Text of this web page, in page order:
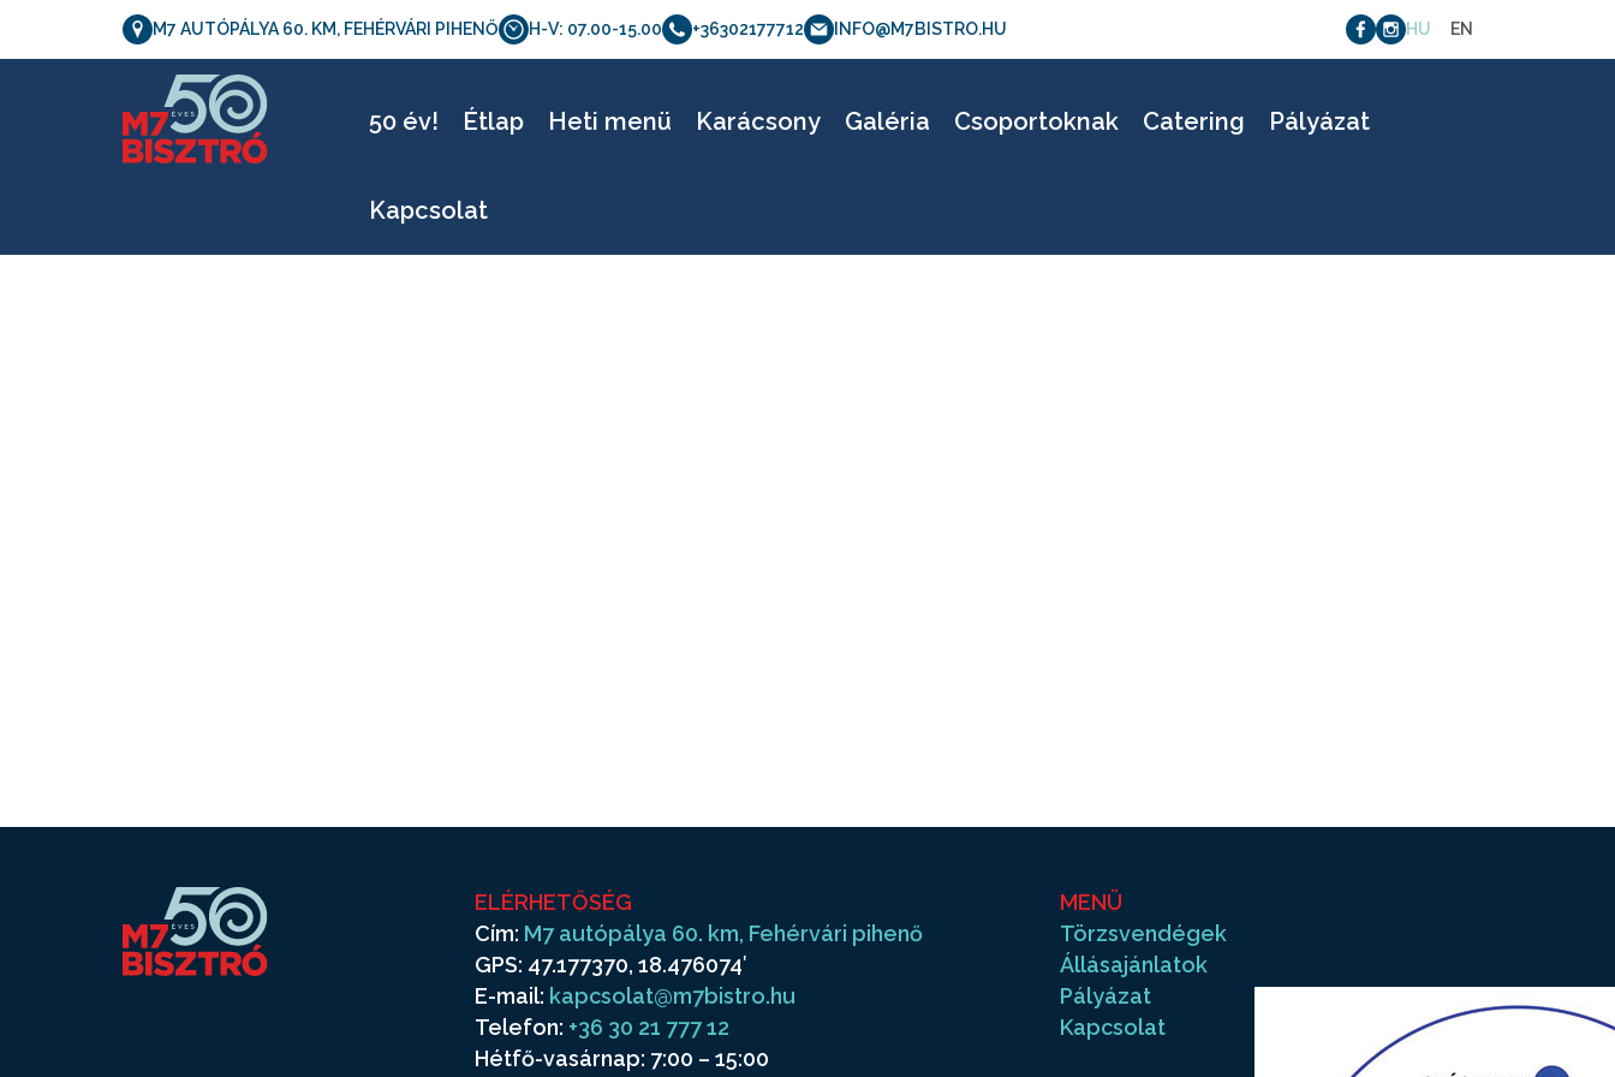
M7 AUTÓPÁLYA 60. KM, FEHÉRVÁRI PIHENŐ H-V: 07.00-15.00 +36302177712 INFO@M7BISTRO.HU HU EN
50 év! Étlap Heti menü Karácsony Galéria Csoportoknak Catering Pályázat
Kapcsolat
0628b
ELÉRHETŐSÉG
Cím: M7 autópálya 60. km, Fehérvári pihenő
GPS: 47.177370, 18.476074′
E-mail: kapcsolat@m7bistro.hu
Telefon: +36 30 21 777 12
Hétfő-vasárnap: 7:00 – 15:00
MENÜ
Törzsvendégek
Állásajánlatok
Pályázat
Kapcsolat